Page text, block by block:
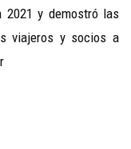
2021 y demostró las
viajeros y socios a